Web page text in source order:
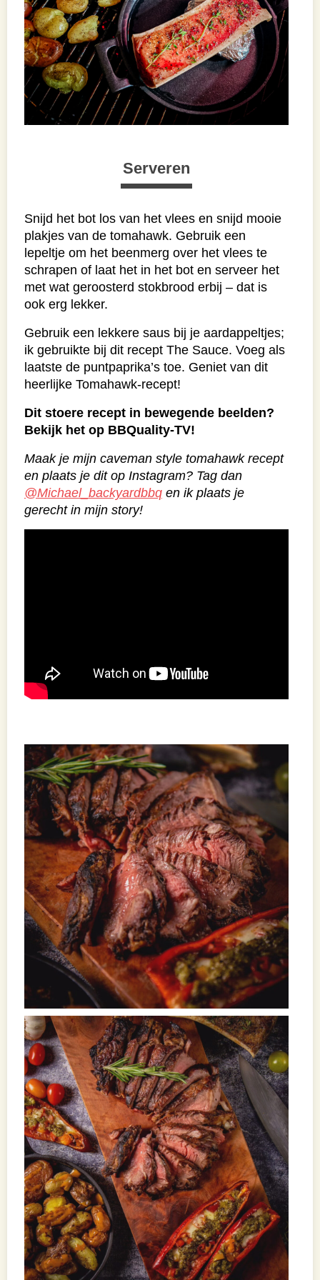
Serveren
Snijd het bot los van het vlees en snijd mooie
plakjes van de tomahawk. Gebruik een
lepeltje om het beenmerg over het vlees te
schrapen of laat het in het bot en serveer het
met wat geroosterd stokbrood erbij – dat is
ook erg lekker.
Gebruik een lekkere saus bij je aardappeltjes;
ik gebruikte bij dit recept The Sauce. Voeg als
laatste de puntpaprika’s toe. Geniet van dit
heerlijke Tomahawk-recept!
Dit stoere recept in bewegende beelden?
Bekijk het op BBQuality-TV!
Maak je mijn caveman style tomahawk recept
en plaats je dit op Instagram? Tag dan
@Michael_backyardbbq en ik plaats je
gerecht in mijn story!